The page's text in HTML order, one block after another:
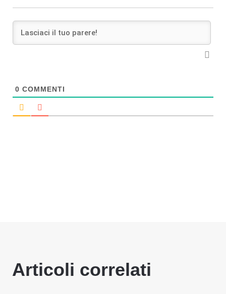
0 COMMENTI
Articoli correlati